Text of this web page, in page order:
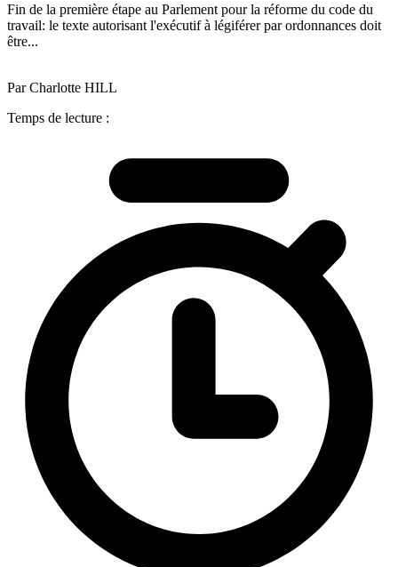
Fin de la première étape au Parlement pour la réforme du code du
travail: le texte autorisant l'exécutif à légiférer par ordonnances doit
être...
Par Charlotte HILL
Temps de lecture :